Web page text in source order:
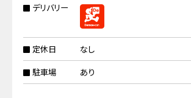
デリバリー
定休日
なし
駐車場
あり